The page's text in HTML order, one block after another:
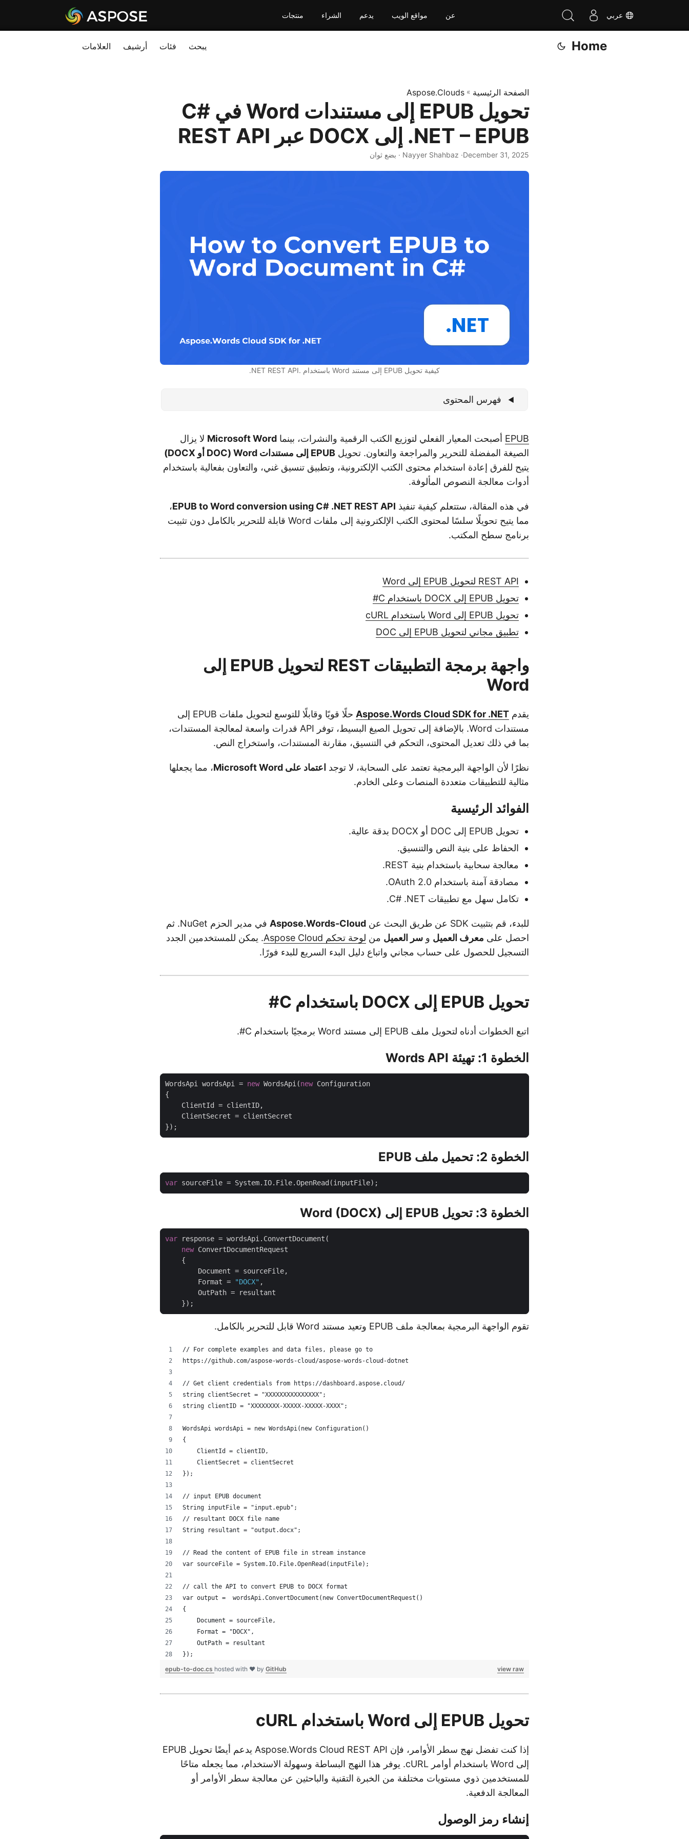
عربي منتجات الشراء يدعم مواقع الويب عن
Home يبحث فئات أرشيف العلامات
الصفحة الرئيسية »
Aspose.Clouds
تحويل EPUB إلى مستندات Word في C#
.NET – EPUB إلى DOCX عبر REST API
December 31, 2025· Nayyer Shahbaz · بضع ثوان
كيفية تحويل EPUB إلى مستند Word باستخدام .NET REST API.
فهرس المحتوى
EPUB أصبحت المعيار الفعلي لتوزيع الكتب الرقمية والنشرات، بينما Microsoft Word لا يزال
الصيغة المفضلة للتحرير والمراجعة والتعاون. تحويل EPUB إلى مستندات Word (DOC أو DOCX)
يتيح للفرق إعادة استخدام محتوى الكتب الإلكترونية، وتطبيق تنسيق غني، والتعاون بفعالية باستخدام
أدوات معالجة النصوص المألوفة.
في هذه المقالة، ستتعلم كيفية تنفيذ EPUB to Word conversion using C# .NET REST API،
مما يتيح تحويلًا سلسًا لمحتوى الكتب الإلكترونية إلى ملفات Word قابلة للتحرير بالكامل دون تثبيت
برنامج سطح المكتب.
REST API لتحويل EPUB إلى Word
تحويل EPUB إلى DOCX باستخدام C#
تحويل EPUB إلى Word باستخدام cURL
تطبيق مجاني لتحويل EPUB إلى DOC
واجهة برمجة التطبيقات REST لتحويل EPUB إلى
Word
يقدم Aspose.Words Cloud SDK for .NET
حلًا قويًا وقابلًا للتوسع لتحويل ملفات EPUB إلى
مستندات Word. بالإضافة إلى تحويل الصيغ البسيط، توفر API قدرات واسعة لمعالجة المستندات،
بما في ذلك تعديل المحتوى، التحكم في التنسيق، مقارنة المستندات، واستخراج النص.
نظرًا لأن الواجهة البرمجية تعتمد على السحابة، لا توجد اعتماد على Microsoft Word
، مما يجعلها
مثالية للتطبيقات متعددة المنصات وعلى الخادم.
الفوائد الرئيسية
تحويل EPUB إلى DOC أو DOCX بدقة عالية.
الحفاظ على بنية النص والتنسيق.
معالجة سحابية باستخدام بنية REST.
مصادقة آمنة باستخدام OAuth 2.0.
تكامل سهل مع تطبيقات C# .NET.
للبدء، قم بتثبيت SDK عن طريق البحث عن Aspose.Words-Cloud
في مدير الحزم NuGet. ثم
احصل على معرف العميل و سر العميل من لوحة تحكم Aspose Cloud
. يمكن للمستخدمين الجدد
التسجيل للحصول على حساب مجاني واتباع دليل البدء السريع للبدء فورًا.
تحويل EPUB إلى DOCX باستخدام C#
اتبع الخطوات أدناه لتحويل ملف EPUB إلى مستند Word برمجيًا باستخدام C#.
الخطوة 1: تهيئة Words API
WordsApi wordsApi = new WordsApi(new
الخطوة 2: تحميل ملف EPUB
var
الخطوة 3: تحويل EPUB إلى Word (DOCX)
var
new
        Format =
"DOCX"
تقوم الواجهة البرمجية بمعالجة ملف EPUB وتعيد مستند Word قابل للتحرير بالكامل.
// For complete examples and data files, please go to
https://github.com/aspose-words-cloud/aspose-words-cloud-dotnet
// Get client credentials from https://dashboard.aspose.cloud/
string clientSecret = "XXXXXXXXXXXXXXX";
string clientID = "XXXXXXXX-XXXXX-XXXXX-XXXX";
WordsApi wordsApi = new WordsApi(new Configuration()
{
    ClientId = clientID,
    ClientSecret = clientSecret
});
// input EPUB document
String inputFile = "input.epub";
// resultant DOCX file name
String resultant = "output.docx";
// Read the content of EPUB file in stream instance
var sourceFile = System.IO.File.OpenRead(inputFile);
// call the API to convert EPUB to DOCX format
var output =  wordsApi.ConvertDocument(new ConvertDocumentRequest()
{
    Document = sourceFile,
    Format = "DOCX",
    OutPath = resultant
});
view raw
epub-to-doc.cs hosted with ❤ by GitHub
تحويل EPUB إلى Word باستخدام cURL
إذا كنت تفضل نهج سطر الأوامر، فإن Aspose.Words Cloud REST API يدعم أيضًا تحويل EPUB
إلى Word باستخدام أوامر cURL. يوفر هذا النهج البساطة وسهولة الاستخدام، مما يجعله متاحًا
للمستخدمين ذوي مستويات مختلفة من الخبرة التقنية والباحثين عن معالجة سطر الأوامر أو
المعالجة الدفعية.
إنشاء رمز الوصول